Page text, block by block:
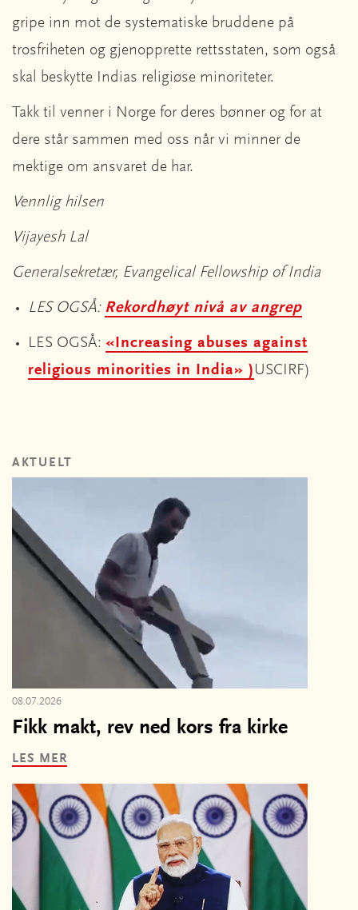
gripe inn mot de systematiske bruddene på
trosfriheten og gjenopprette rettsstaten, som også
skal beskytte Indias religiøse minoriteter.
Takk til venner i Norge for deres bønner og for at
dere står sammen med oss når vi minner de
mektige om ansvaret de har.
Vennlig hilsen
Vijayesh Lal
Generalsekretær, Evangelical Fellowship of India
LES OGSÅ: Rekordhøyt nivå av angrep
LES OGSÅ: «Increasing abuses against
religious minorities in India» ) USCIRF)
AKTUELT
08.07.2026
Fikk makt, rev ned kors fra kirke
LES MER